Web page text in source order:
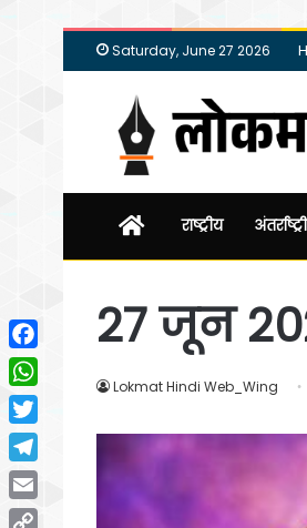
Saturday, June 27 2026
Homeराष्ट्रीय
27 जून
Lokmat Hindi Web_Wing
Facebook
WhatsApp
Twitter
Telegram
Email